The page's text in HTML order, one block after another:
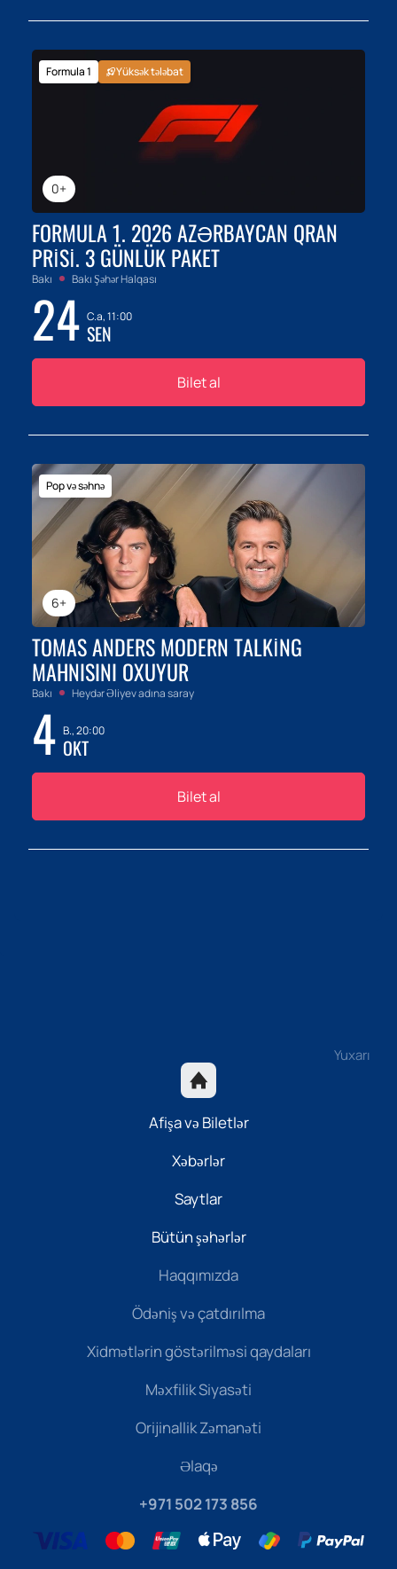
0+
Formula 1 Yüksək tələbat
FORMULA 1. 2026 AZƏRBAYCAN QRAN
PRISI. 3 GÜNLÜK PAKET
Bakı Bakı Şəhər Halqası
24 C.a, 11:00
SEN
Bilet al
6+
Pop və səhnə
TOMAS ANDERS MODERN TALKING
MAHNISINI OXUYUR
Bakı Heydər Əliyev adına saray
4 B., 20:00
OKT
Bilet al
Yuxarı
Afişa və Biletlər
Xəbərlər
Saytlar
Bütün şəhərlər
Haqqımızda
Ödəniş və çatdırılma
Xidmətlərin göstərilməsi qaydaları
Məxfilik Siyasəti
Orijinallik Zəmanəti
Əlaqə
+971 502 173 856